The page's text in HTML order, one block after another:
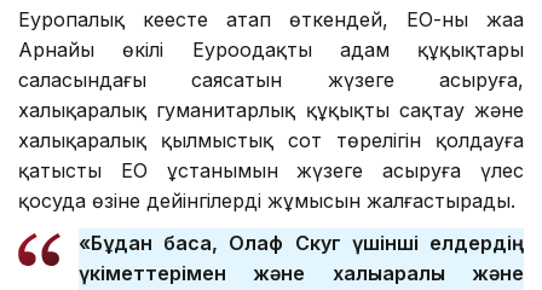
Еуропалық кеңесте атап өткендей, ЕО-ның жаңа
Арнайы өкілі Еуроодақтың адам құқықтары
саласындағы саясатын жүзеге асыруға,
халықаралық гуманитарлық құқықты сақтау және
халықаралық қылмыстық сот төрелігін қолдауға
қатысты ЕО ұстанымын жүзеге асыруға үлес
қосуда өзіне дейінгілердің жұмысын жалғастырады.
«Бұдан басқа, Олаф Скуг үшінші елдердің
үкіметтерімен және халықаралық және